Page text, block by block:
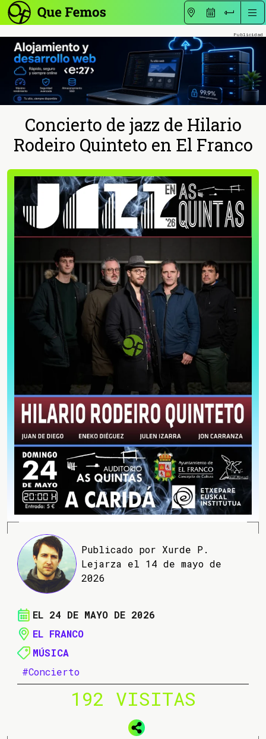
Concierto de jazz de Hilario
Rodeiro Quinteto en El Franco
Publicado por Xurde P.
Lejarza el 14 de mayo de
2026
EL 24 DE MAYO DE 2026
EL FRANCO
MÚSICA
#Concierto
192 VISITAS